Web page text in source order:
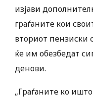
изјави
граѓаните кои
вториот пензиски
ќе им обезбедат
денови.
„Граѓаните ко